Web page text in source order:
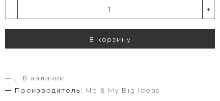
- +
В корзину
.:
В наличии
Производитель: Me & My Big Ideas